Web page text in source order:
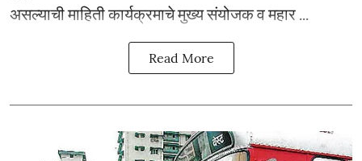
असल्याची माहिती कार्यक्रमाचे मुख्य संयोजक व महार ...
Read More